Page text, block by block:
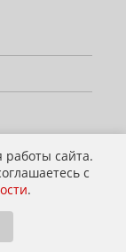
сайта.
с
.
офертой.